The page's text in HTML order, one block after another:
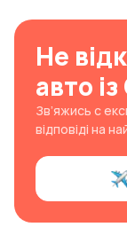
Не
авто
Зв’яжись с
відповіді на